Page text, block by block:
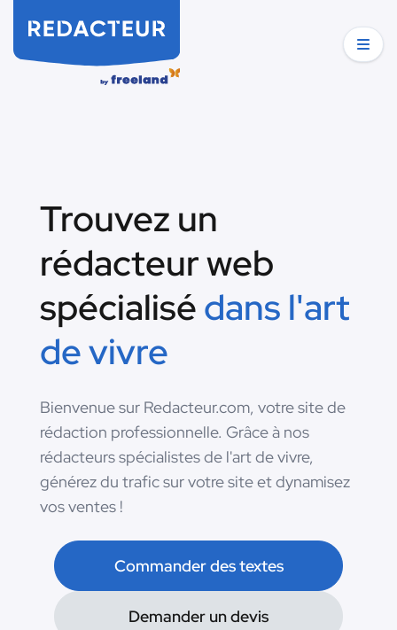
Trouvez un
rédacteur web
spécialisédans l'art
de vivre
Bienvenue sur Redacteur.com, votre site de
rédaction professionnelle. Grâce à nos
rédacteurs spécialistes de l'art de vivre,
générez du trafic sur votre site et dynamisez
vos ventes !
Commander des textes
Demander un devis